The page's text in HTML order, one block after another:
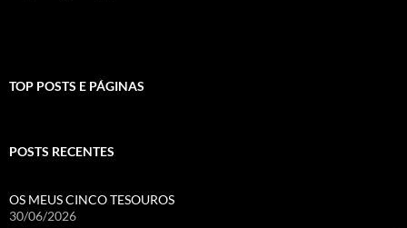
TOP POSTS E PÁGINAS
POSTS RECENTES
OS MEUS CINCO TESOUROS
30/06/2026